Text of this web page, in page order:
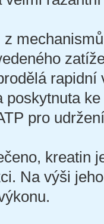
rapidní
poskytnuta
pro
kreatin
Na výši